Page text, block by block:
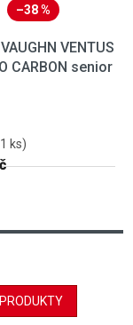
–38 %
VENTUS
CARBON senior
ks)